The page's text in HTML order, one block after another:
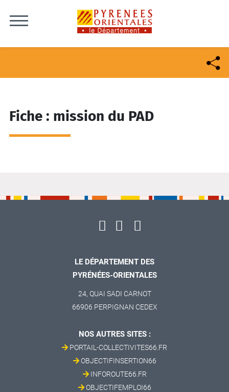
Fiche : mission du PAD
LE DÉPARTEMENT DES
PYRÉNÉES-ORIENTALES
24, QUAI SADI CARNOT
66906 PERPIGNAN CEDEX
NOS AUTRES SITES :
PORTAIL-COLLECTIVITES66.FR
OBJECTIFINSERTION66
INFOROUTE66.FR
OBJECTIFEMPLOI66